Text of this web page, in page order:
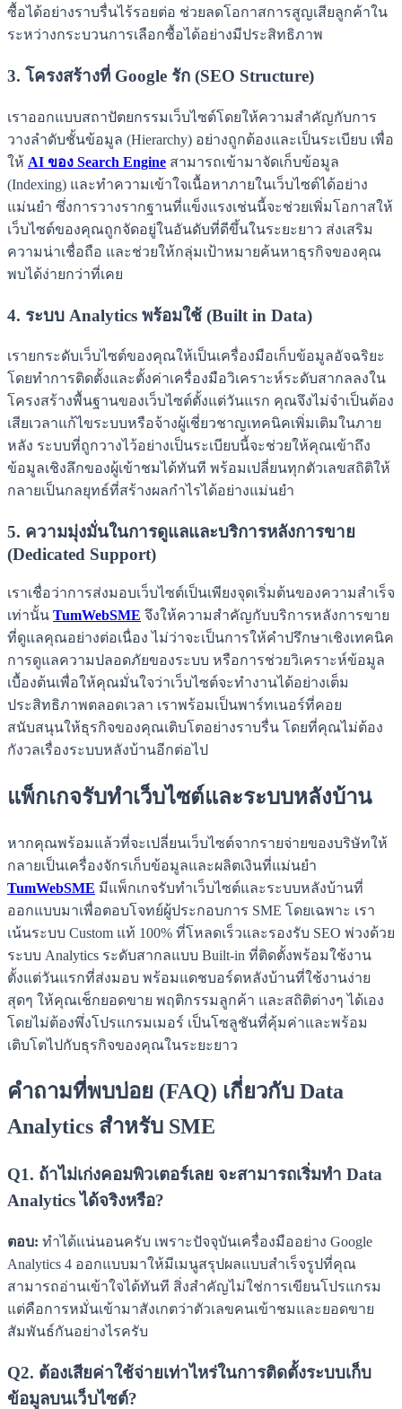
ซื้อได้อย่างราบรื่นไร้รอยต่อ ช่วยลดโอกาสการสูญเสียลูกค้าใน
ระหว่างกระบวนการเลือกซื้อได้อย่างมีประสิทธิภาพ
3. โครงสร้างที่ Google รัก (SEO Structure)
เราออกแบบสถาปัตยกรรมเว็บไซต์โดยให้ความสำคัญกับการ
วางลำดับชั้นข้อมูล (Hierarchy) อย่างถูกต้องและเป็นระเบียบ เพื่อ
ให้ AI ของ Search Engine สามารถเข้ามาจัดเก็บข้อมูล
(Indexing) และทำความเข้าใจเนื้อหาภายในเว็บไซต์ได้อย่าง
แม่นยำ ซึ่งการวางรากฐานที่แข็งแรงเช่นนี้จะช่วยเพิ่มโอกาสให้
เว็บไซต์ของคุณถูกจัดอยู่ในอันดับที่ดีขึ้นในระยะยาว ส่งเสริม
ความน่าเชื่อถือ และช่วยให้กลุ่มเป้าหมายค้นหาธุรกิจของคุณ
พบได้ง่ายกว่าที่เคย
4. ระบบ Analytics พร้อมใช้ (Built in Data)
เรายกระดับเว็บไซต์ของคุณให้เป็นเครื่องมือเก็บข้อมูลอัจฉริยะ
โดยทำการติดตั้งและตั้งค่าเครื่องมือวิเคราะห์ระดับสากลลงใน
โครงสร้างพื้นฐานของเว็บไซต์ตั้งแต่วันแรก คุณจึงไม่จำเป็นต้อง
เสียเวลาแก้ไขระบบหรือจ้างผู้เชี่ยวชาญเทคนิคเพิ่มเติมในภาย
หลัง ระบบที่ถูกวางไว้อย่างเป็นระเบียบนี้จะช่วยให้คุณเข้าถึง
ข้อมูลเชิงลึกของผู้เข้าชมได้ทันที พร้อมเปลี่ยนทุกตัวเลขสถิติให้
กลายเป็นกลยุทธ์ที่สร้างผลกำไรได้อย่างแม่นยำ
5. ความมุ่งมั่นในการดูแลและบริการหลังการขาย
(Dedicated Support)
เราเชื่อว่าการส่งมอบเว็บไซต์เป็นเพียงจุดเริ่มต้นของความสำเร็จ
เท่านั้น TumWebSME จึงให้ความสำคัญกับบริการหลังการขาย
ที่ดูแลคุณอย่างต่อเนื่อง ไม่ว่าจะเป็นการให้คำปรึกษาเชิงเทคนิค
การดูแลความปลอดภัยของระบบ หรือการช่วยวิเคราะห์ข้อมูล
เบื้องต้นเพื่อให้คุณมั่นใจว่าเว็บไซต์จะทำงานได้อย่างเต็ม
ประสิทธิภาพตลอดเวลา เราพร้อมเป็นพาร์ทเนอร์ที่คอย
สนับสนุนให้ธุรกิจของคุณเติบโตอย่างราบรื่น โดยที่คุณไม่ต้อง
กังวลเรื่องระบบหลังบ้านอีกต่อไป
แพ็กเกจรับทำเว็บไซต์และระบบหลังบ้าน
หากคุณพร้อมแล้วที่จะเปลี่ยนเว็บไซต์จากรายจ่ายของบริษัทให้
กลายเป็นเครื่องจักรเก็บข้อมูลและผลิตเงินที่แม่นยำ
TumWebSME มีแพ็กเกจรับทำเว็บไซต์และระบบหลังบ้านที่
ออกแบบมาเพื่อตอบโจทย์ผู้ประกอบการ SME โดยเฉพาะ เรา
เน้นระบบ Custom แท้ 100% ที่โหลดเร็วและรองรับ SEO พ่วงด้วย
ระบบ Analytics ระดับสากลแบบ Built-in ที่ติดตั้งพร้อมใช้งาน
ตั้งแต่วันแรกที่ส่งมอบ พร้อมแดชบอร์ดหลังบ้านที่ใช้งานง่าย
สุดๆ ให้คุณเช็กยอดขาย พฤติกรรมลูกค้า และสถิติต่างๆ ได้เอง
โดยไม่ต้องพึ่งโปรแกรมเมอร์ เป็นโซลูชันที่คุ้มค่าและพร้อม
เติบโตไปกับธุรกิจของคุณในระยะยาว
คำถามที่พบบ่อย (FAQ) เกี่ยวกับ Data
Analytics สำหรับ SME
Q1. ถ้าไม่เก่งคอมพิวเตอร์เลย จะสามารถเริ่มทำ Data
Analytics ได้จริงหรือ?
ตอบ: ทำได้แน่นอนครับ เพราะปัจจุบันเครื่องมืออย่าง Google
Analytics 4 ออกแบบมาให้มีเมนูสรุปผลแบบสำเร็จรูปที่คุณ
สามารถอ่านเข้าใจได้ทันที สิ่งสำคัญไม่ใช่การเขียนโปรแกรม
แต่คือการหมั่นเข้ามาสังเกตว่าตัวเลขคนเข้าชมและยอดขาย
สัมพันธ์กันอย่างไรครับ
Q2. ต้องเสียค่าใช้จ่ายเท่าไหร่ในการติดตั้งระบบเก็บ
ข้อมูลบนเว็บไซต์?